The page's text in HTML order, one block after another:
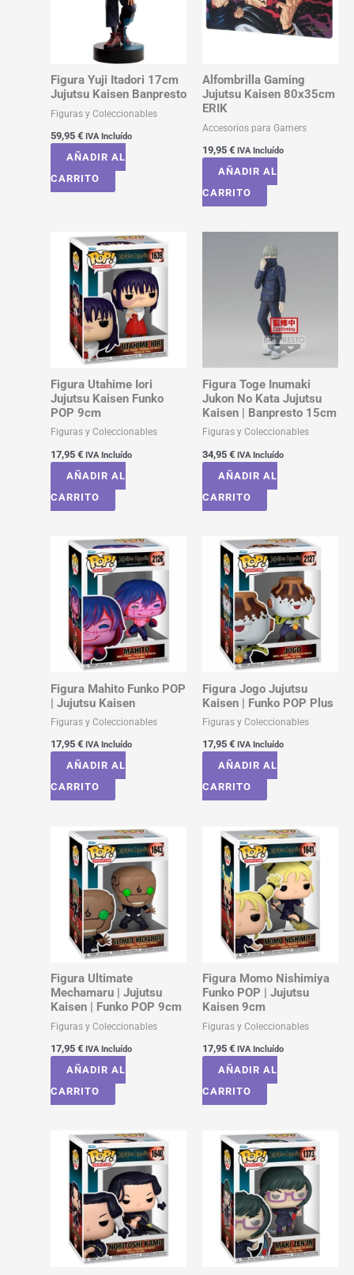
Figura Yuji Itadori 17cm
Jujutsu Kaisen Banpresto
Figuras y Coleccionables
59,95 € IVA Incluído
AÑADIR AL
CARRITO
Alfombrilla Gaming
Jujutsu Kaisen 80x35cm
ERIK
Accesorios para Gamers
19,95 € IVA Incluído
AÑADIR AL
CARRITO
Figura Utahime Iori
Jujutsu Kaisen Funko
POP 9cm
Figuras y Coleccionables
17,95 € IVA Incluído
AÑADIR AL
CARRITO
Figura Toge Inumaki
Jukon No Kata Jujutsu
Kaisen | Banpresto 15cm
Figuras y Coleccionables
34,95 € IVA Incluído
AÑADIR AL
CARRITO
Figura Mahito Funko POP
| Jujutsu Kaisen
Figuras y Coleccionables
17,95 € IVA Incluído
AÑADIR AL
CARRITO
Figura Jogo Jujutsu
Kaisen | Funko POP Plus
Figuras y Coleccionables
17,95 € IVA Incluído
AÑADIR AL
CARRITO
Figura Ultimate
Mechamaru | Jujutsu
Kaisen | Funko POP 9cm
Figuras y Coleccionables
17,95 € IVA Incluído
AÑADIR AL
CARRITO
Figura Momo Nishimiya
Funko POP | Jujutsu
Kaisen 9cm
Figuras y Coleccionables
17,95 € IVA Incluído
AÑADIR AL
CARRITO